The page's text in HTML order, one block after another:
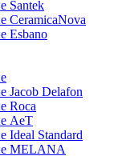
Santek
CeramicaNova
Esbano
Jacob Delafon
Roca
AeT
Ideal Standard
MELANA